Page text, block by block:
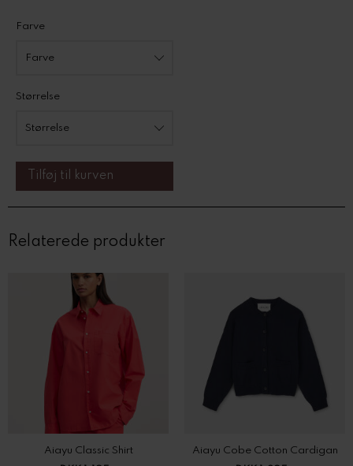
Farve
Størrelse
Relaterede produkter
Aiayu Classic Shirt
Aiayu Cobe Cotton Cardigan